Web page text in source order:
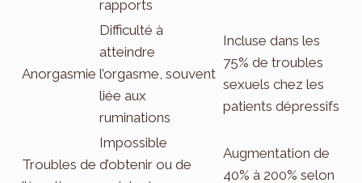
rapports
Anorgasmie
Difficulté à
atteindre
l’orgasme, souvent
liée aux
ruminations
Incluse dans les
75% de troubles
sexuels chez les
patients dépressifs
Troubles de
Impossible
d’obtenir ou de
Augmentation de
40% à 200% selon